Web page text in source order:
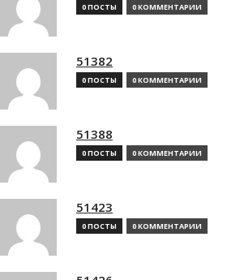
0 ПОСТЫ 0 КОММЕНТАРИИ
51382
0 ПОСТЫ 0 КОММЕНТАРИИ
51388
0 ПОСТЫ 0 КОММЕНТАРИИ
51423
0 ПОСТЫ 0 КОММЕНТАРИИ